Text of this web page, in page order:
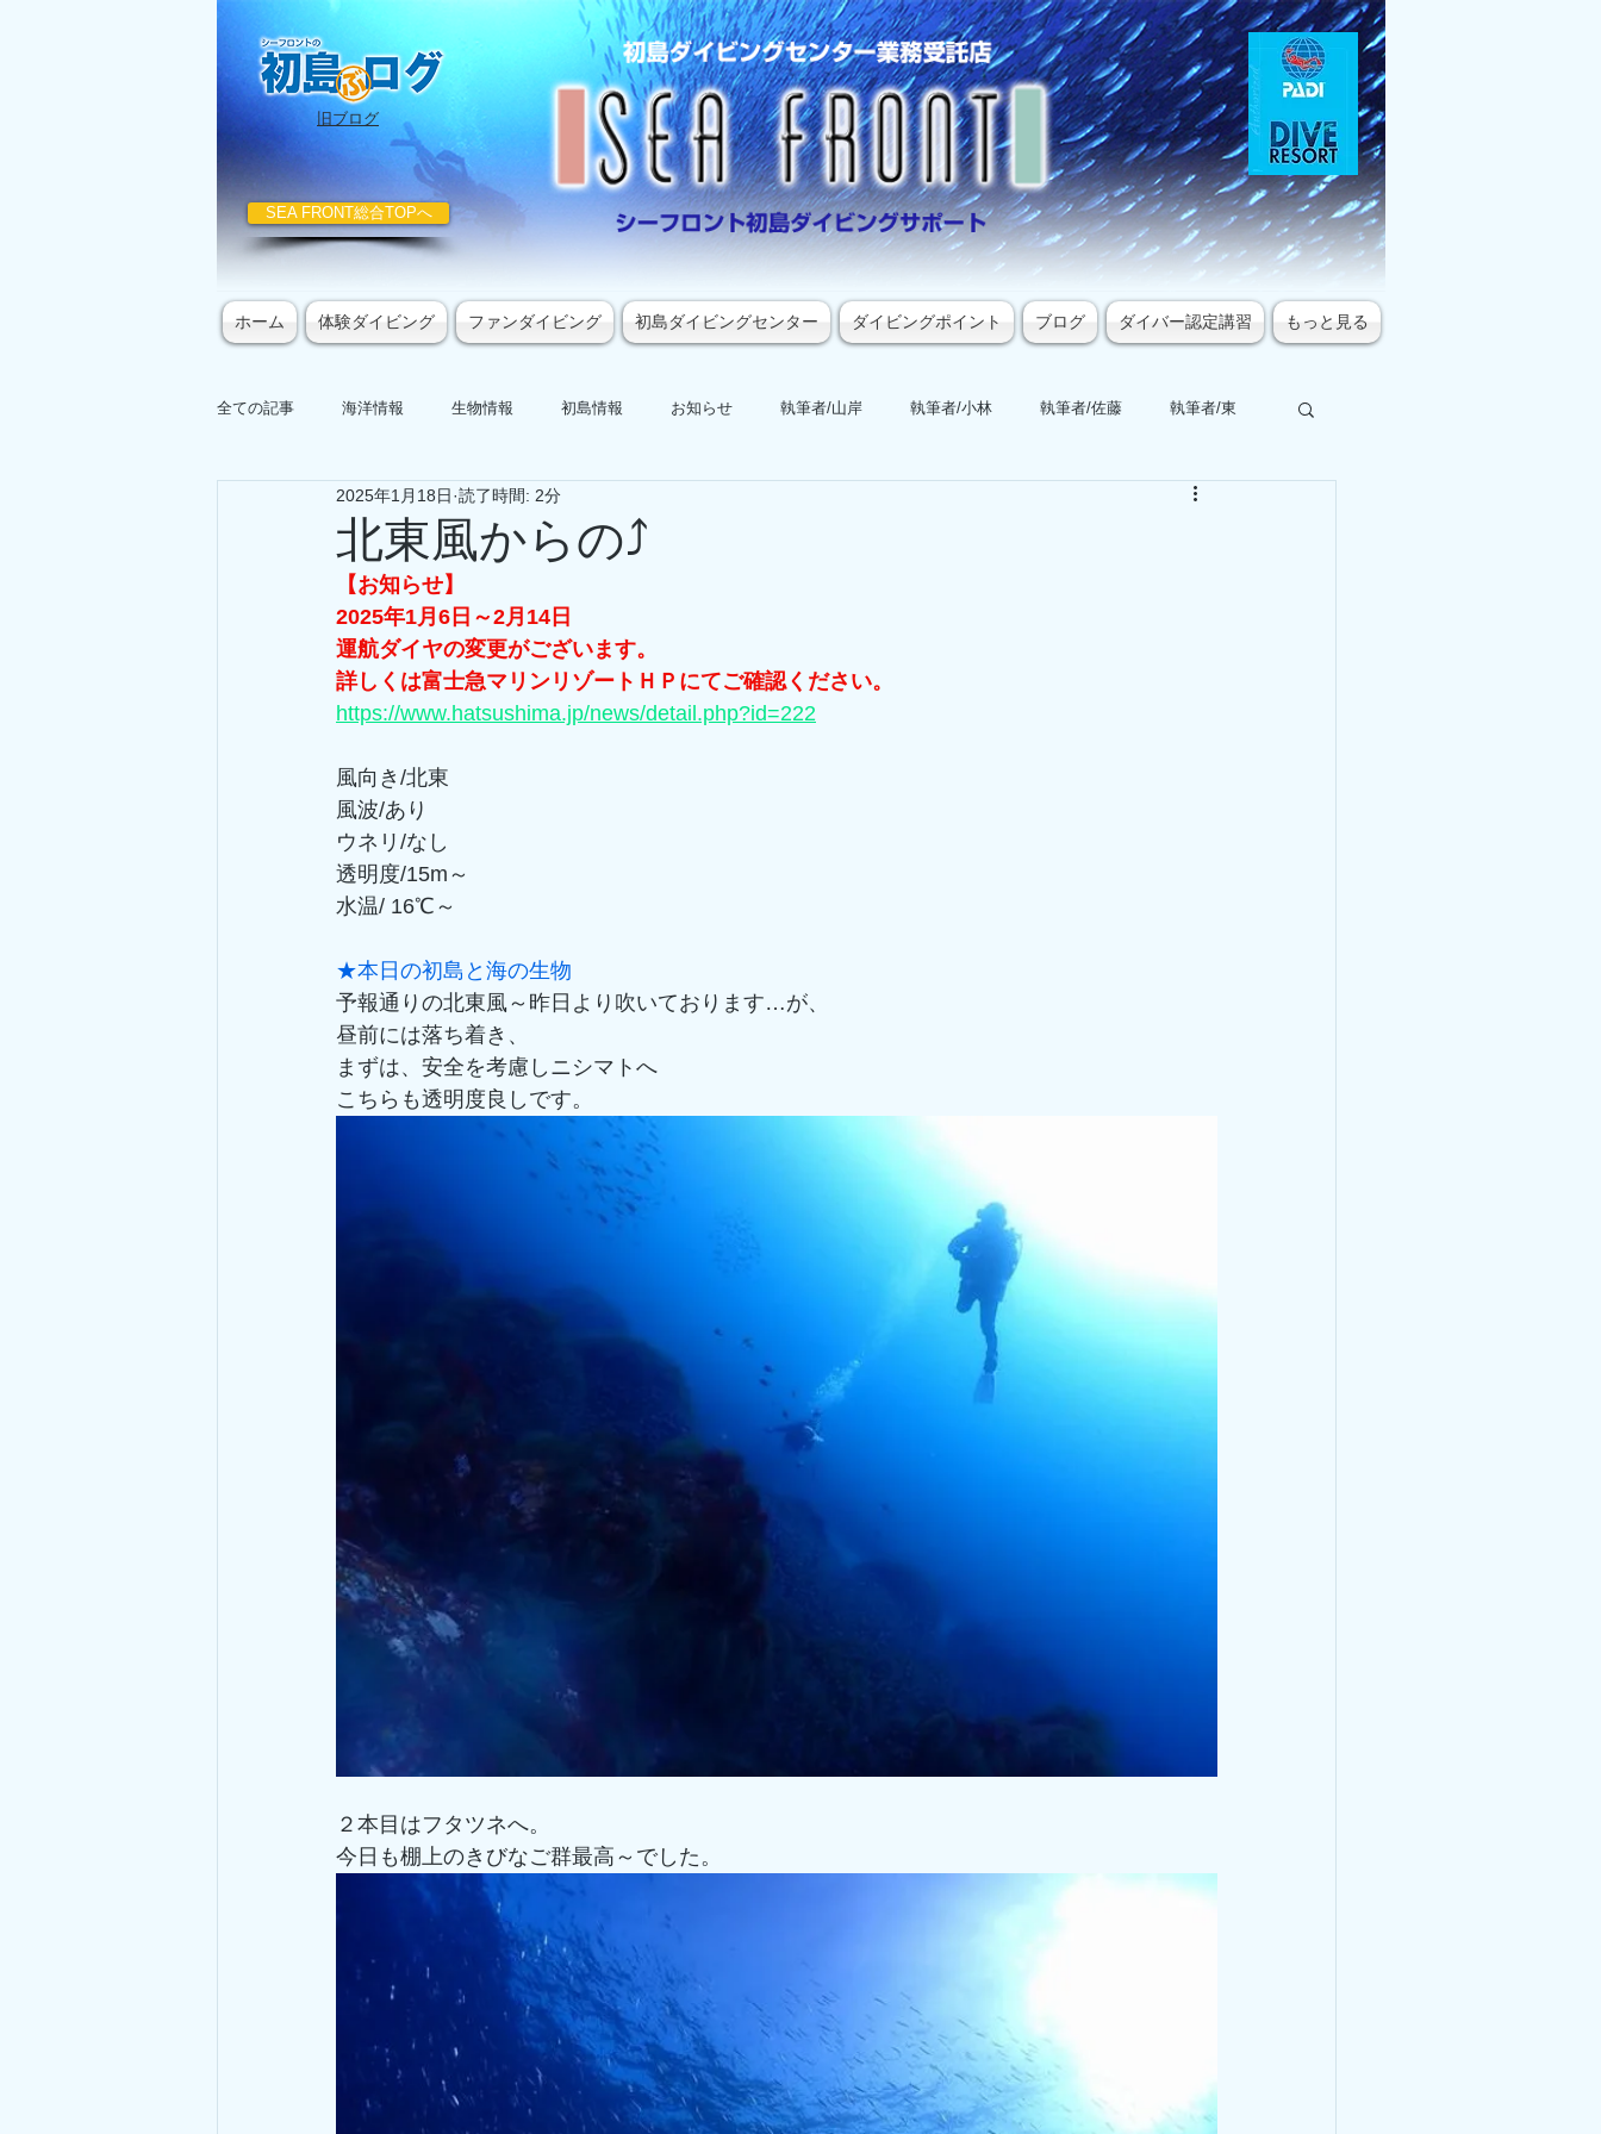
SEA FRONT総合TOPへ
​旧ブログ
ホーム 体験ダイビング ファンダイビング 初島ダイビングセンター ダイビングポイント ブログ ダイバー認定講習 もっと見る
全ての記事 海洋情報 生物情報 初島情報 お知らせ 執筆者/山岸 執筆者/小林 執筆者/佐藤 執筆者/東
北東風からの⤴
2025年1月18日 読了時間: 2分
【お知らせ】
2025年1月6日～2月14日
運航ダイヤの変更がございます。
詳しくは富士急マリンリゾートＨＰにてご確認ください。
https://www.hatsushima.jp/news/detail.php?id=222
風向き/北東
風波/あり
ウネリ/なし
透明度/15m～
水温/ 16℃～
★本日の初島と海の生物
予報通りの北東風～昨日より吹いております…が、
昼前には落ち着き、
まずは、安全を考慮しニシマトへ
こちらも透明度良しです。
２本目はフタツネへ。
今日も棚上のきびなご群最高～でした。